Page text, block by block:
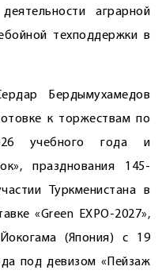
аграрной
техподдержки в
Бердымухамедов
к торжествам по
учебного года и
празднования 145-
Туркменистана в
«Green EXPO-2027»,
(Япония) с 19
под девизом «Пейзаж